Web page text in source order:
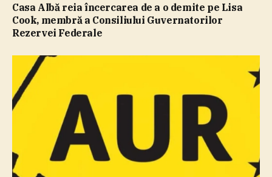
Casa Albă reia încercarea de a o demite pe Lisa
Cook, membră a Consiliului Guvernatorilor
Rezervei Federale